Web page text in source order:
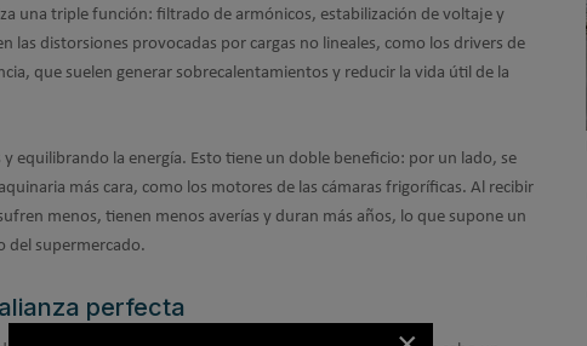
una triple función: filtrado de armónicos, estabilización de voltaje y
las distorsiones provocadas por cargas no lineales, como los drivers de
que suelen generar sobrecalentamientos y reducir la vida útil de la
equilibrando la energía. Esto tiene un doble beneficio: por un lado, se
más cara, como los motores de las cámaras frigoríficas. Al recibir
menos, tienen menos averías y duran más años, lo que supone un
del supermercado.
perfecta